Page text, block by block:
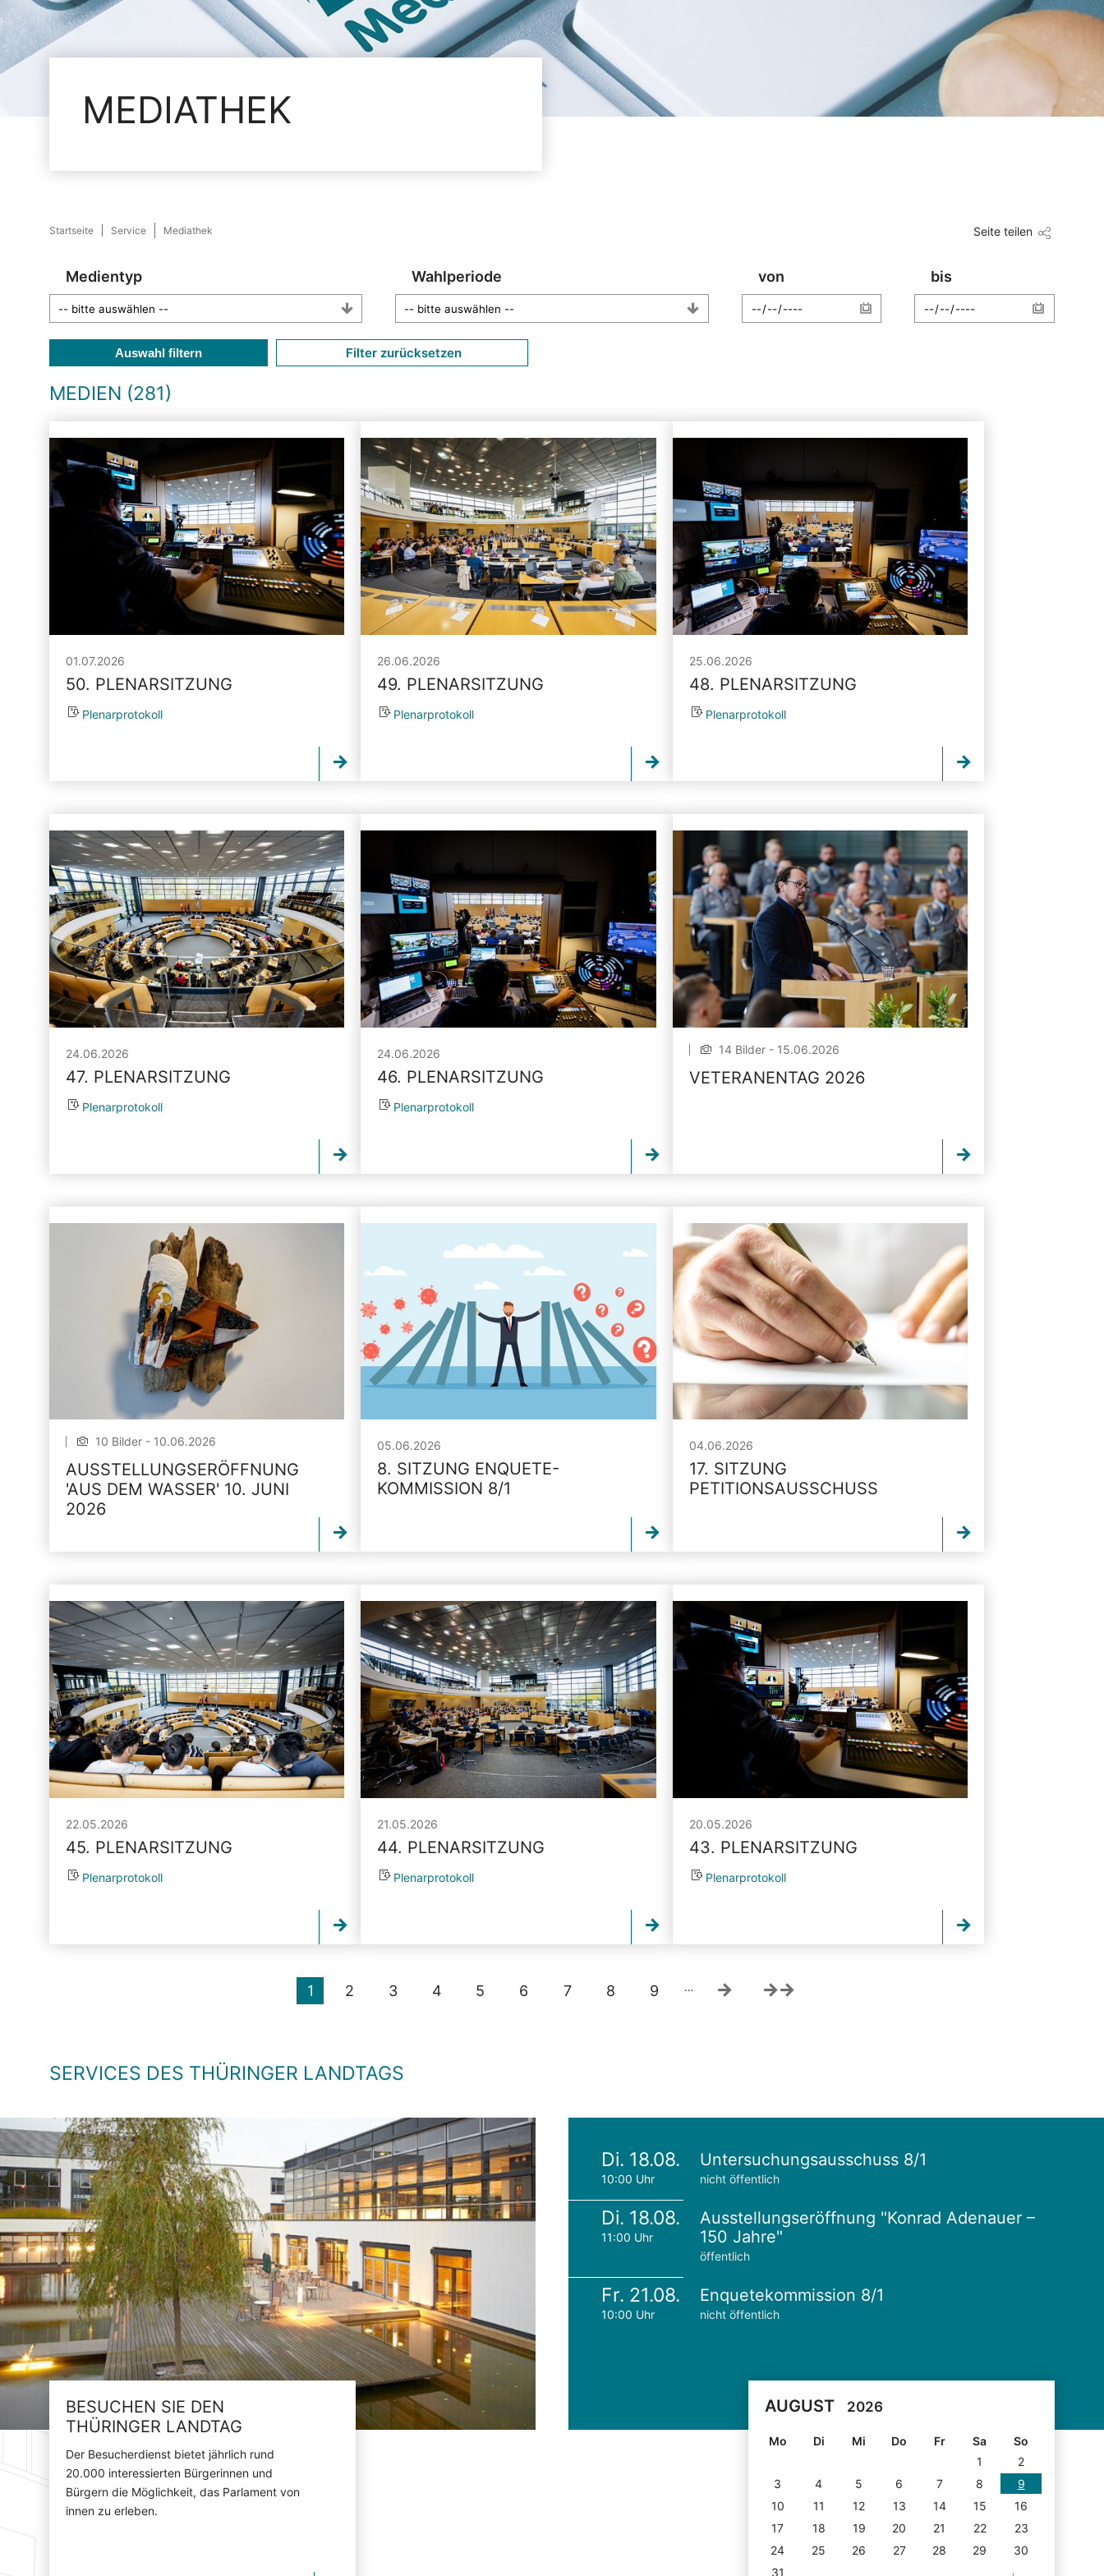
MEDIATHEK
Startseite Service Mediathek Seite teilen
Medientyp Wahlperiode von bis
Auswahl filtern Filter zurücksetzen
MEDIEN (281)
01.07.2026
50. PLENARSITZUNG
Plenarprotokoll
26.06.2026
49. PLENARSITZUNG
Plenarprotokoll
25.06.2026
48. PLENARSITZUNG
Plenarprotokoll
24.06.2026
47. PLENARSITZUNG
Plenarprotokoll
24.06.2026
46. PLENARSITZUNG
Plenarprotokoll
14 Bilder - 15.06.2026
VETERANENTAG 2026
10 Bilder - 10.06.2026
AUSSTELLUNGSERÖFFNUNG
'AUS DEM WASSER' 10. JUNI
2026
05.06.2026
8. SITZUNG ENQUETE-
KOMMISSION 8/1
04.06.2026
17. SITZUNG
PETITIONSAUSSCHUSS
22.05.2026
45. PLENARSITZUNG
Plenarprotokoll
21.05.2026
44. PLENARSITZUNG
Plenarprotokoll
20.05.2026
43. PLENARSITZUNG
Plenarprotokoll
1 2 3 4 5 6 7 8 9 …
SERVICES DES THÜRINGER LANDTAGS
BESUCHEN SIE DEN
THÜRINGER LANDTAG
Der Besucherdienst bietet jährlich rund
20.000 interessierten Bürgerinnen und
Bürgern die Möglichkeit, das Parlament von
innen zu erleben.
Di. 18.08.
10:00 Uhr
Untersuchungsausschuss 8/1
nicht öffentlich
Di. 18.08.
11:00 Uhr
Ausstellungseröffnung "Konrad Adenauer –
150 Jahre"
öffentlich
Fr. 21.08.
10:00 Uhr
Enquetekommission 8/1
nicht öffentlich
AUGUST 2026
Mo Di Mi Do Fr Sa
So
1
2
3
4 5 6 7 8
9
10
11 12 13 14 15
16
17
18 19 20 21 22
23
24
25 26 27 28 29
30
31